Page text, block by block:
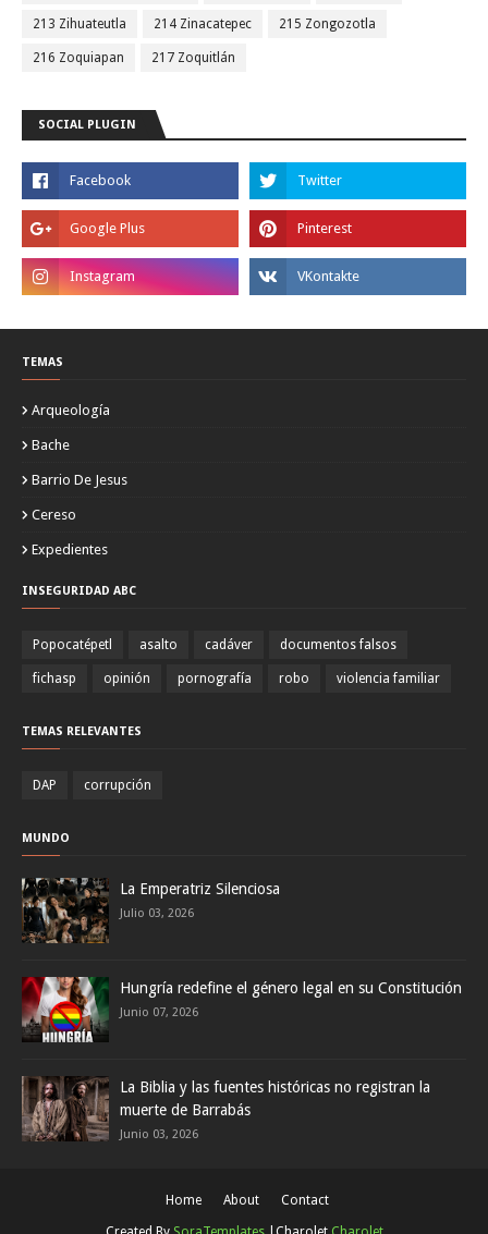
213 Zihuateutla 214 Zinacatepec 215 Zongozotla
216 Zoquiapan 217 Zoquitlán
SOCIAL PLUGIN
TEMAS
Arqueología
Bache
Barrio De Jesus
Cereso
Expedientes
INSEGURIDAD ABC
Popocatépetl asalto cadáver documentos falsos
fichasp opinión pornografía robo violencia familiar
TEMAS RELEVANTES
DAP corrupción
MUNDO
La Emperatriz Silenciosa
Julio 03, 2026
Hungría redefine el género legal en su Constitución
Junio 07, 2026
La Biblia y las fuentes históricas no registran la
muerte de Barrabás
Junio 03, 2026
Home About Contact